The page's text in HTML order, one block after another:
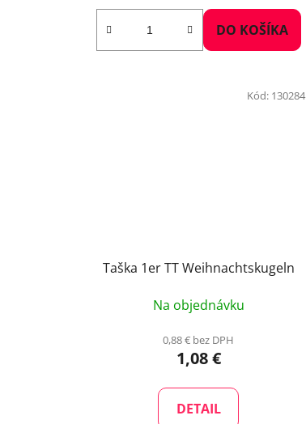
DO KOŠÍKA
Taška 1er TT Weihnachtskugeln
Na objednávku
0,88 € bez DPH
1,08 €
DETAIL
Kód: 130284